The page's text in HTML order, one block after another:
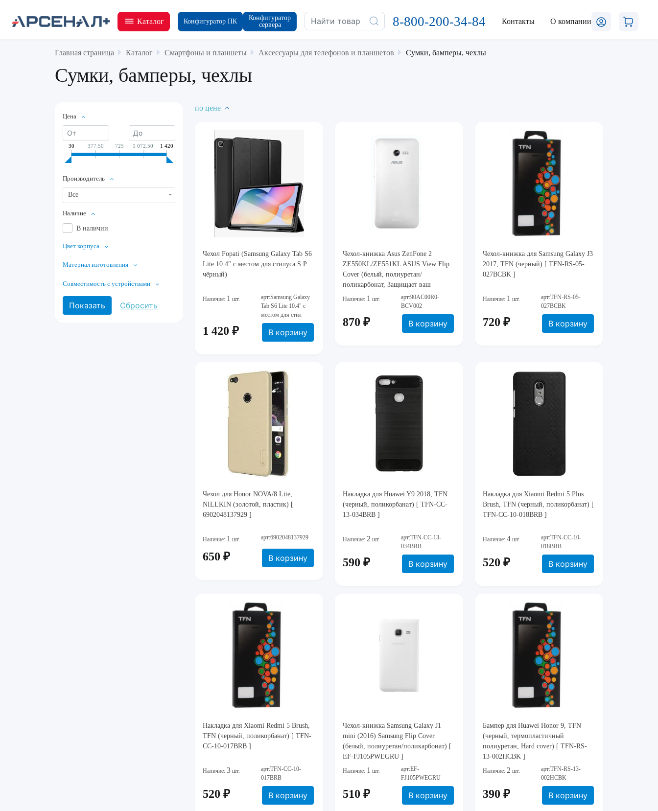
Каталог Конфигуратор ПК
Конфигуратор
сервера
8-800-200-34-84 Контакты О компании
Главная страница Каталог Смартфоны и планшеты Аксессуары для телефонов и планшетов Сумки, бамперы, чехлы
Сумки, бамперы, чехлы
Цена
30 377.50 725 1 072.50 1 420
Производитель
Все
Наличие
В наличии
Цвет корпуса
Материал изготовления
Совместимость с устройствами
по цене
Чехол Fopati (Samsung Galaxy Tab S6
Lite 10.4" с местом для стилуса S Pen,
чёрный)
Наличие: 1 шт.
арт:Samsung Galaxy
Tab S6 Lite 10.4" с
местом для стил
1 420 ₽ В корзину
Чехол-книжка Asus ZenFone 2
ZE550KL/ZE551KL ASUS View Flip
Cover (белый, полиуретан/
поликарбонат, Защищает ваш
смартфон от ударов, царапин и
Наличие: 1 шт.
арт:90AC00R0-
BCV002
870 ₽ В корзину
Чехол-книжка для Samsung Galaxy J3
2017, TFN (черный) [ TFN-RS-05-
027BCBK ]
Наличие: 1 шт.
арт:TFN-RS-05-
027BCBK
720 ₽ В корзину
Чехол для Honor NOVA/8 Lite,
NILLKIN (золотой, пластик) [
6902048137929 ]
Наличие: 1 шт. арт:6902048137929
650 ₽ В корзину
Накладка для Huawei Y9 2018, TFN
(черный, поликорбанат) [ TFN-CC-
13-034BRB ]
Наличие: 2 шт.
арт:TFN-CC-13-
034BRB
590 ₽ В корзину
Накладка для Xiaomi Redmi 5 Plus
Brush, TFN (черный, поликорбанат) [
TFN-CC-10-018BRB ]
Наличие: 4шт.
арт:TFN-CC-10-
018BRB
520 ₽ В корзину
Накладка для Xiaomi Redmi 5 Brush,
TFN (черный, поликорбанат) [ TFN-
CC-10-017BRB ]
Наличие: 3 шт.
арт:TFN-CC-10-
017BRB
520 ₽ В корзину
Чехол-книжка Samsung Galaxy J1
mini (2016) Samsung Flip Cover
(белый, полиуретан/поликарбонат) [
EF-FJ105PWEGRU ]
Наличие: 1 шт.
арт:EF-
FJ105PWEGRU
510 ₽ В корзину
Бампер для Huawei Honor 9, TFN
(черный, термопластичный
полиуретан, Hard cover) [ TFN-RS-
13-002HCBK ]
Наличие: 2 шт.
арт:TFN-RS-13-
002HCBK
390 ₽ В корзину